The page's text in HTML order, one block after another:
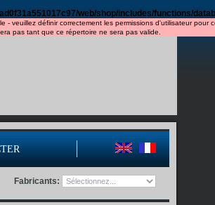
web/shop/includes/functions/
veuillez définir correctement les permissions d'utilisateur pour
pas tant que ce répertoire ne sera pas valide.
Fabricants: